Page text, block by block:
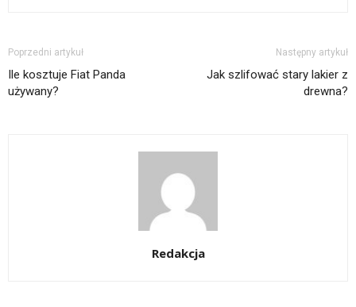
Poprzedni artykuł
Ile kosztuje Fiat Panda
używany?
Następny artykuł
Jak szlifować stary lakier z
drewna?
Redakcja